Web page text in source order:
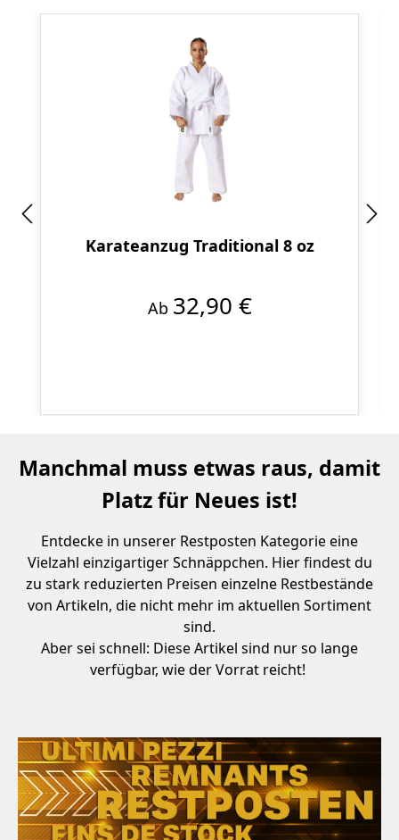
Karateanzug Traditional 8 oz
Ab 32,90 €
Manchmal muss etwas raus, damit
Platz für Neues ist!
Entdecke in unserer Restposten Kategorie eine
Vielzahl einzigartiger Schnäppchen. Hier findest du
zu stark reduzierten Preisen einzelne Restbestände
von Artikeln, die nicht mehr im aktuellen Sortiment
sind.
Aber sei schnell: Diese Artikel sind nur so lange
verfügbar, wie der Vorrat reicht!